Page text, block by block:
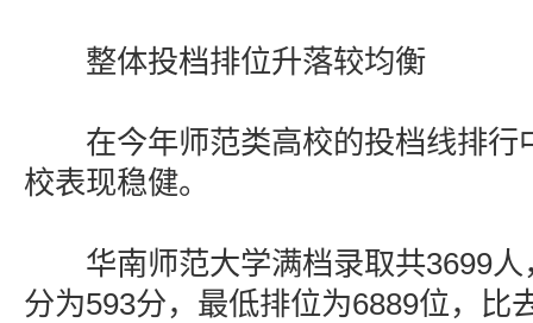
整体投档排位升落较均衡
在今年师范类高校的投档线排行
校表现稳健。
华南师范大学满档录取共3699人
分为593分，最低排位为6889位，比